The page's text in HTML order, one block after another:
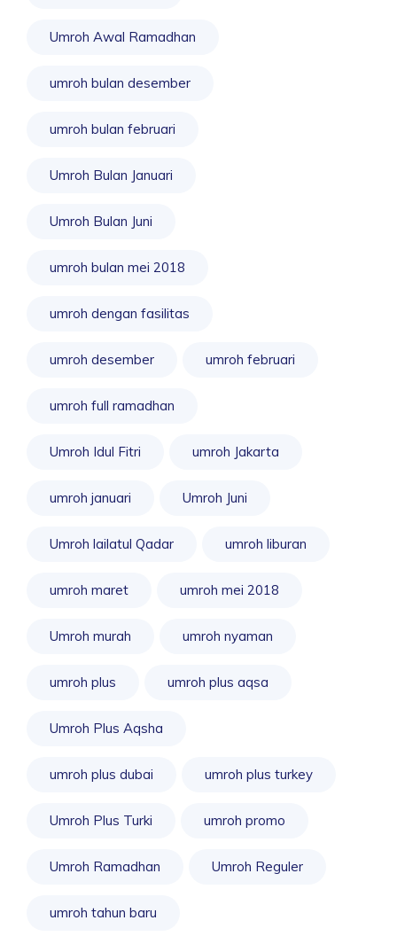
Umroh Awal Ramadhan
umroh bulan desember
umroh bulan februari
Umroh Bulan Januari
Umroh Bulan Juni
umroh bulan mei 2018
umroh dengan fasilitas
umroh desember umroh februari
umroh full ramadhan
Umroh Idul Fitri umroh Jakarta
umroh januari Umroh Juni
Umroh lailatul Qadar umroh liburan
umroh maret umroh mei 2018
Umroh murah umroh nyaman
umroh plus umroh plus aqsa
Umroh Plus Aqsha
umroh plus dubai umroh plus turkey
Umroh Plus Turki umroh promo
Umroh Ramadhan Umroh Reguler
umroh tahun baru